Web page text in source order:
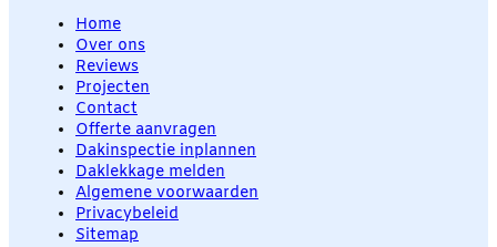
Home
Over ons
Reviews
Projecten
Contact
Offerte aanvragen
Dakinspectie inplannen
Daklekkage melden
Algemene voorwaarden
Privacybeleid
Sitemap